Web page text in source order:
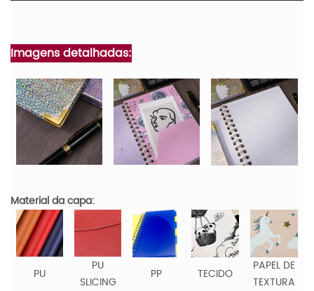
Imagens detalhadas:
Material da capa:
PU
PU
SLICING
PP TECIDO
PAPEL DE
TEXTURA